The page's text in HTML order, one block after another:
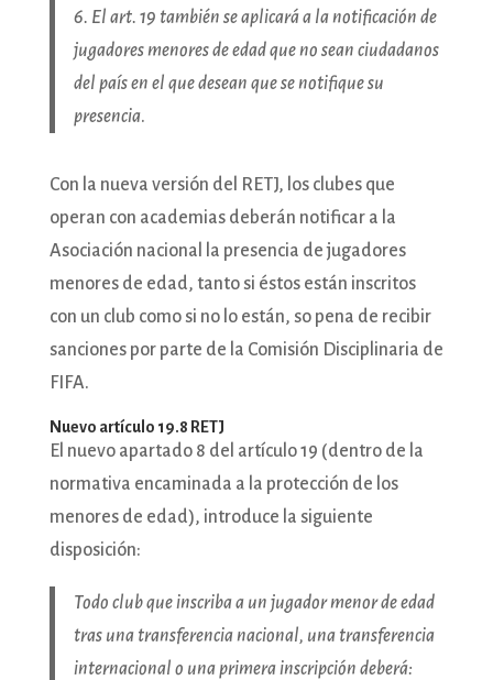
6. El art. 19 también se aplicará a la notificación de
jugadores menores de edad que no sean ciudadanos
del país en el que desean que se notifique su
presencia.
Con la nueva versión del RETJ, los clubes que
operan con academias deberán notificar a la
Asociación nacional la presencia de jugadores
menores de edad, tanto si éstos están inscritos
con un club como si no lo están, so pena de recibir
sanciones por parte de la Comisión Disciplinaria de
FIFA.
Nuevo artículo 19.8 RETJ
El nuevo apartado 8 del artículo 19 (dentro de la
normativa encaminada a la protección de los
menores de edad), introduce la siguiente
disposición:
Todo club que inscriba a un jugador menor de edad
tras una transferencia nacional, una transferencia
internacional o una primera inscripción deberá: